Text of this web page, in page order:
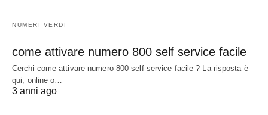
NUMERI VERDI
come attivare numero 800 self service facile
Cerchi come attivare numero 800 self service facile ? La risposta è
qui, online o…
3 anni ago